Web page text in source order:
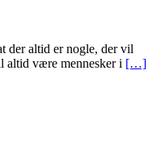
der altid er nogle, der vil
altid være mennesker i […]